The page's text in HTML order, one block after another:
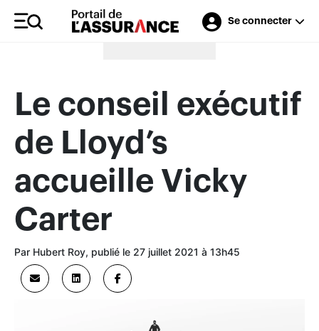
Se connecter
Merci à nos annonceurs
Le conseil exécutif
de Lloyd’s
accueille Vicky
Carter
Par Hubert Roy, publié le 27 juillet 2021 à 13h45